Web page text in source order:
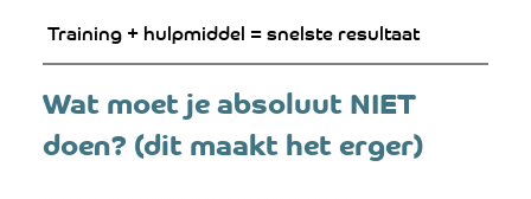
Training + hulpmiddel = snelste resultaat
Wat moet je absoluut NIET
doen? (dit maakt het erger)